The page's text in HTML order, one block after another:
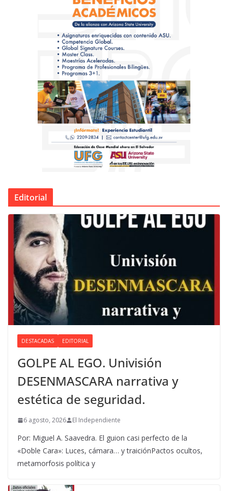
Editorial
DESTACADAS EDITORIAL
GOLPE AL EGO. Univisión
DESENMASCARA narrativa y
estética de seguridad.
6 agosto, 2026 El Independiente
Por: Miguel A. Saavedra. El guion casi perfecto de la
«Doble Cara»: Luces, cámara… y traiciónPactos ocultos,
metamorfosis política y